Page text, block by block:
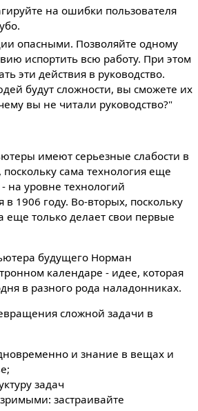
на ошибки пользователя
опасными. Позволяйте одному
испортить всю работу. При этом
эти действия в руководство.
будут сложности, вы сможете их
вы не читали руководство?"
имеют серьезные слабости в
сама технология еще
на уровне технологий
в 1906 году. Во-вторых, поскольку
еще только делает свои первые
будущего Норман
календаре - идее, которая
в разного рода наладонниках.
сложной задачи в
и знание в вещах и
задач
застраивайте